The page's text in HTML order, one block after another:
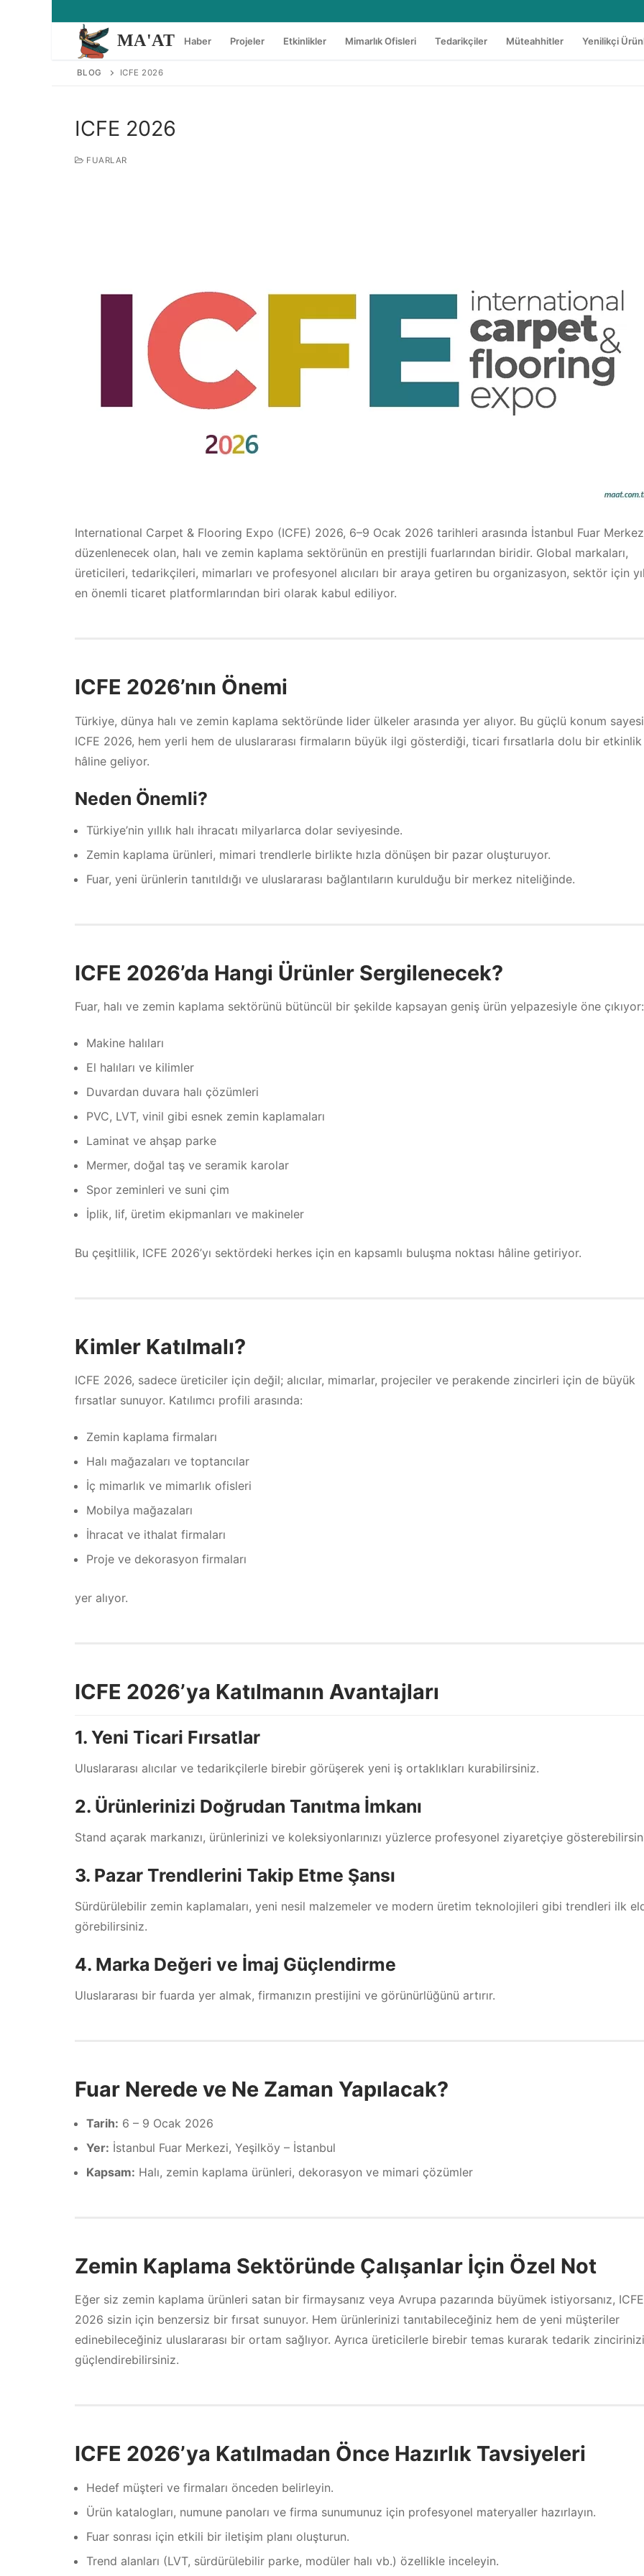
MA'AT Haber Projeler Etkinlikler Mimarlık Ofisleri Tedarikçiler Müteahhitler Yenilikçi
BLOG ICFE 2026
ICFE 2026
FUARLAR
International Carpet & Flooring Expo (ICFE) 2026, 6–9 Ocak 2026 tarihleri arasında İstanbul Fuar
düzenlenecek olan, halı ve zemin kaplama sektörünün en prestijli fuarlarından biridir. Global markaları,
üreticileri, tedarikçileri, mimarları ve profesyonel alıcıları bir araya getiren bu organizasyon, sektör için
en önemli ticaret platformlarından biri olarak kabul ediliyor.
ICFE 2026’nın Önemi
Türkiye, dünya halı ve zemin kaplama sektöründe lider ülkeler arasında yer alıyor. Bu güçlü konum
ICFE 2026, hem yerli hem de uluslararası firmaların büyük ilgi gösterdiği, ticari fırsatlarla dolu bir etkinlik
hâline geliyor.
Neden Önemli?
Türkiye’nin yıllık halı ihracatı milyarlarca dolar seviyesinde.
Zemin kaplama ürünleri, mimari trendlerle birlikte hızla dönüşen bir pazar oluşturuyor.
Fuar, yeni ürünlerin tanıtıldığı ve uluslararası bağlantıların kurulduğu bir merkez niteliğinde.
ICFE 2026’da Hangi Ürünler Sergilenecek?
Fuar, halı ve zemin kaplama sektörünü bütüncül bir şekilde kapsayan geniş ürün yelpazesiyle öne çıkıyor:
Makine halıları
El halıları ve kilimler
Duvardan duvara halı çözümleri
PVC, LVT, vinil gibi esnek zemin kaplamaları
Laminat ve ahşap parke
Mermer, doğal taş ve seramik karolar
Spor zeminleri ve suni çim
İplik, lif, üretim ekipmanları ve makineler
Bu çeşitlilik, ICFE 2026’yı sektördeki herkes için en kapsamlı buluşma noktası hâline getiriyor.
Kimler Katılmalı?
ICFE 2026, sadece üreticiler için değil; alıcılar, mimarlar, projeciler ve perakende zincirleri için de büyük
fırsatlar sunuyor. Katılımcı profili arasında:
Zemin kaplama firmaları
Halı mağazaları ve toptancılar
İç mimarlık ve mimarlık ofisleri
Mobilya mağazaları
İhracat ve ithalat firmaları
Proje ve dekorasyon firmaları
yer alıyor.
ICFE 2026’ya Katılmanın Avantajları
1. Yeni Ticari Fırsatlar
Uluslararası alıcılar ve tedarikçilerle birebir görüşerek yeni iş ortaklıkları kurabilirsiniz.
2. Ürünlerinizi Doğrudan Tanıtma İmkanı
Stand açarak markanızı, ürünlerinizi ve koleksiyonlarınızı yüzlerce profesyonel ziyaretçiye
3. Pazar Trendlerini Takip Etme Şansı
Sürdürülebilir zemin kaplamaları, yeni nesil malzemeler ve modern üretim teknolojileri gibi trendleri ilk
görebilirsiniz.
4. Marka Değeri ve İmaj Güçlendirme
Uluslararası bir fuarda yer almak, firmanızın prestijini ve görünürlüğünü artırır.
Fuar Nerede ve Ne Zaman Yapılacak?
Tarih: 6 – 9 Ocak 2026
Yer: İstanbul Fuar Merkezi, Yeşilköy – İstanbul
Kapsam: Halı, zemin kaplama ürünleri, dekorasyon ve mimari çözümler
Zemin Kaplama Sektöründe Çalışanlar İçin Özel Not
Eğer siz zemin kaplama ürünleri satan bir firmaysanız veya Avrupa pazarında büyümek istiyorsanız, ICFE
2026 sizin için benzersiz bir fırsat sunuyor. Hem ürünlerinizi tanıtabileceğiniz hem de yeni müşteriler
edinebileceğiniz uluslararası bir ortam sağlıyor. Ayrıca üreticilerle birebir temas kurarak tedarik zincirinizi
güçlendirebilirsiniz.
ICFE 2026’ya Katılmadan Önce Hazırlık Tavsiyeleri
Hedef müşteri ve firmaları önceden belirleyin.
Ürün katalogları, numune panoları ve firma sunumunuz için profesyonel materyaller hazırlayın.
Fuar sonrası için etkili bir iletişim planı oluşturun.
Trend alanları (LVT, sürdürülebilir parke, modüler halı vb.) özellikle inceleyin.